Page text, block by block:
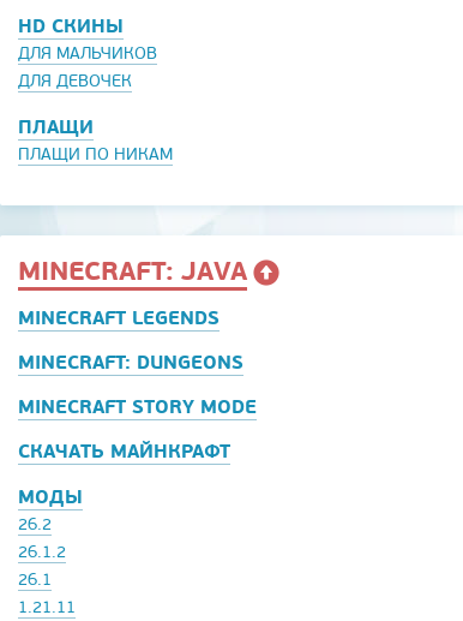
HD СКИНЫ
ДЛЯ МАЛЬЧИКОВ
ДЛЯ ДЕВОЧЕК
ПЛАЩИ
ПЛАЩИ ПО НИКАМ
MINECRAFT: JAVA
MINECRAFT LEGENDS
MINECRAFT: DUNGEONS
MINECRAFT STORY MODE
СКАЧАТЬ МАЙНКРАФТ
МОДЫ
26.2
26.1.2
26.1
1.21.11